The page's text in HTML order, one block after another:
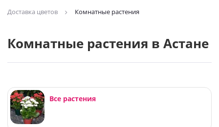
Доставка цветов Комнатные растения
Комнатные растения в Астане
Все растения